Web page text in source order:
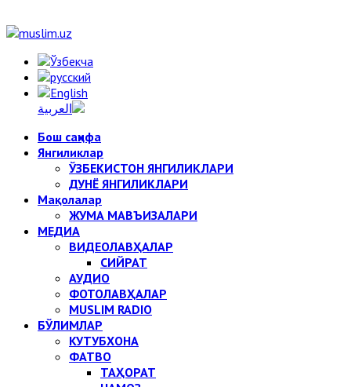
Бош саҳифа
Янгиликлар
ЎЗБЕКИСТОН ЯНГИЛИКЛАРИ
ДУНЁ ЯНГИЛИКЛАРИ
Мақолалар
ЖУМА МАВЪИЗАЛАРИ
МЕДИА
ВИДЕОЛАВҲАЛАР
СИЙРАТ
АУДИО
ФОТОЛАВҲАЛАР
MUSLIM RADIO
БЎЛИМЛАР
КУТУБХОНА
ФАТВО
ТАҲОРАТ